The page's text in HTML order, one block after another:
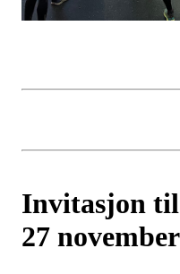
Invitasjon til
27 november